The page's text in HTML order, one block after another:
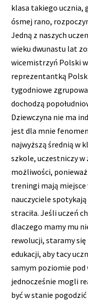
klasa takiego ucznia,
ósmej rano,
Jedną z naszych
wieku dwunastu lat
wicemistrzyń Polski
reprezentantką
tygodniowe
dochodzą
Dziewczyna nie ma
jest dla mnie
najwyższą średnią w
szkole, uczestniczy
możliwości,
treningi mają miejsce
nauczyciele
straciła. Jeśli uczeń
dlaczego mamy mu
rewolucji, staramy
edukacji, aby tacy
samym poziomie pod
jednocześnie mogli
być w stanie